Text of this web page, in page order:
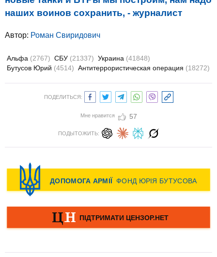
наших воинов сохранить, - журналист
Автор: Роман Свиридович
Альфа (2767) СБУ (21337) Украина (41848)
Бутусов Юрий (4514) Антитеррористическая операция (18272)
ПОДЕЛИТЬСЯ:
Мне нравится 57
ПОДЫТОЖИТЬ: